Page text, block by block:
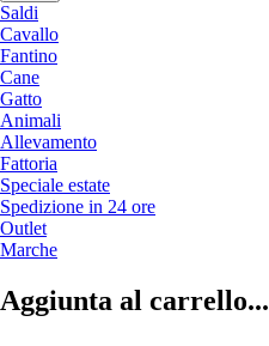
Saldi
Cavallo
Fantino
Cane
Gatto
Animali
Allevamento
Fattoria
Speciale estate
Spedizione in 24 ore
Outlet
Marche
Aggiunta al carrello...